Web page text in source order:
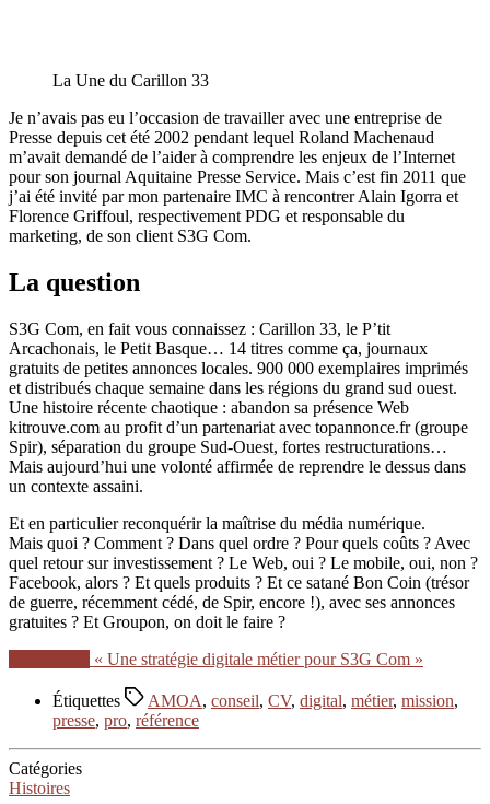
La Une du Carillon 33
Je n’avais pas eu l’occasion de travailler avec une entreprise de
Presse depuis cet été 2002 pendant lequel Roland Machenaud
m’avait demandé de l’aider à comprendre les enjeux de l’Internet
pour son journal Aquitaine Presse Service. Mais c’est fin 2011 que
j’ai été invité par mon partenaire IMC à rencontrer Alain Igorra et
Florence Griffoul, respectivement PDG et responsable du
marketing, de son client S3G Com.
La question
S3G Com, en fait vous connaissez : Carillon 33, le P’tit
Arcachonais, le Petit Basque… 14 titres comme ça, journaux
gratuits de petites annonces locales. 900 000 exemplaires imprimés
et distribués chaque semaine dans les régions du grand sud ouest.
Une histoire récente chaotique : abandon sa présence Web
kitrouve.com au profit d’un partenariat avec topannonce.fr (groupe
Spir), séparation du groupe Sud-Ouest, fortes restructurations…
Mais aujourd’hui une volonté affirmée de reprendre le dessus dans
un contexte assaini.
Et en particulier reconquérir la maîtrise du média numérique.
Mais quoi ? Comment ? Dans quel ordre ? Pour quels coûts ? Avec
quel retour sur investissement ? Le Web, oui ? Le mobile, oui, non ?
Facebook, alors ? Et quels produits ? Et ce satané Bon Coin (trésor
de guerre, récemment cédé, de Spir, encore !), avec ses annonces
gratuites ? Et Groupon, on doit le faire ?
« Une stratégie digitale métier pour S3G Com »
Étiquettes AMOA, conseil, CV, digital, métier, mission,
presse, pro, référence
Catégories
Histoires